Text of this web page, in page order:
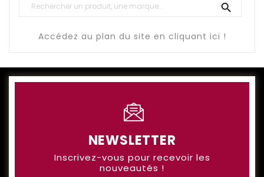

Accédez au plan du site en cliquant ici !
NEWSLETTER
Inscrivez-vous pour recevoir les
nouveautés !